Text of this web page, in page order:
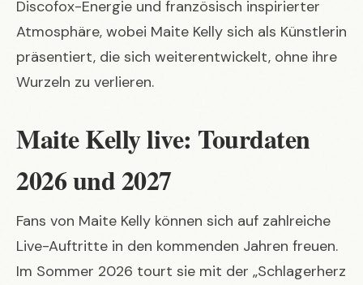
Discofox-Energie und französisch inspirierter
Atmosphäre, wobei Maite Kelly sich als Künstlerin
präsentiert, die sich weiterentwickelt, ohne ihre
Wurzeln zu verlieren.
Maite Kelly live: Tourdaten
2026 und 2027
Fans von Maite Kelly können sich auf zahlreiche
Live-Auftritte in den kommenden Jahren freuen.
Im Sommer 2026 tourt sie mit der „Schlagerherz